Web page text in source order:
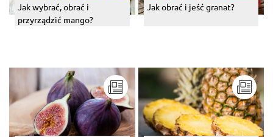
Jak wybrać, obrać i
przyrządzić mango?
Jak obrać i jeść granat?